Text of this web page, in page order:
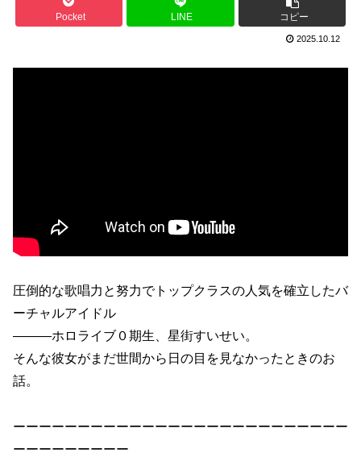
Pocket LINE コピー
2025.10.12
圧倒的な歌唱力と努力でトップクラスの人気を確立したバ
ーチャルアイドル
―――ホロライブ０期生、星街すいせい。
そんな彼女がまだ世間から日の目を見なかったときのお
話。
ーーーーーーーーーーーーーーーーーーーーーーーーーー
ーーーーーーーーー